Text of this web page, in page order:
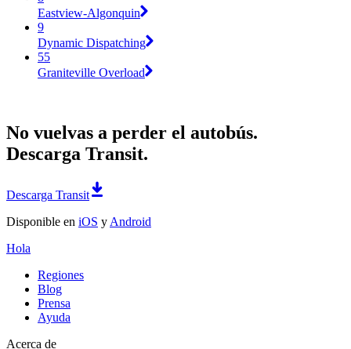
Eastview-Algonquin
9
Dynamic Dispatching
55
Graniteville Overload
No vuelvas a perder el autobús.
Descarga Transit.
Descarga Transit
Disponible en iOS y Android
Hola
Regiones
Blog
Prensa
Ayuda
Acerca de